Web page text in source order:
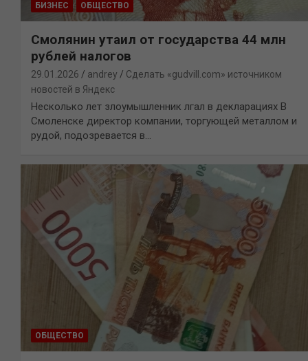
БИЗНЕС ОБЩЕСТВО
Смолянин утаил от государства 44 млн
рублей налогов
29.01.2026 andrey
Сделать «gudvill.com» источником
новостей в Яндекс
Несколько лет злоумышленник лгал в декларациях В
Смоленске директор компании, торгующей металлом и
рудой, подозревается в…
ОБЩЕСТВО